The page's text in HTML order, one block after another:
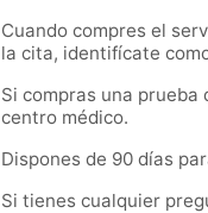
Cuando compres el
la cita, identifícate
Si compras una
centro médico.
Dispones de 90 días
Si tienes cualquier